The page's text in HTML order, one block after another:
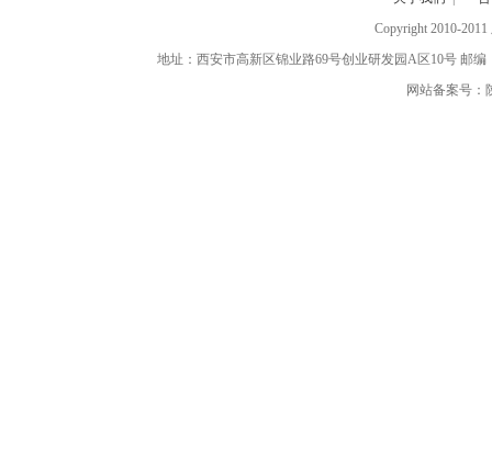
Copyright 2010-
地址：西安市高新区锦业路69号创业研发园A区10号 邮编
网站备案号：